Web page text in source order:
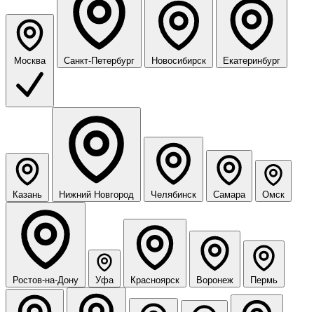
Москва Санкт-Петербург Новосибирск Екатеринбург
Казань Нижний Новгород Челябинск Самара Омск
Ростов-на-Дону Уфа Красноярск Воронеж Пермь